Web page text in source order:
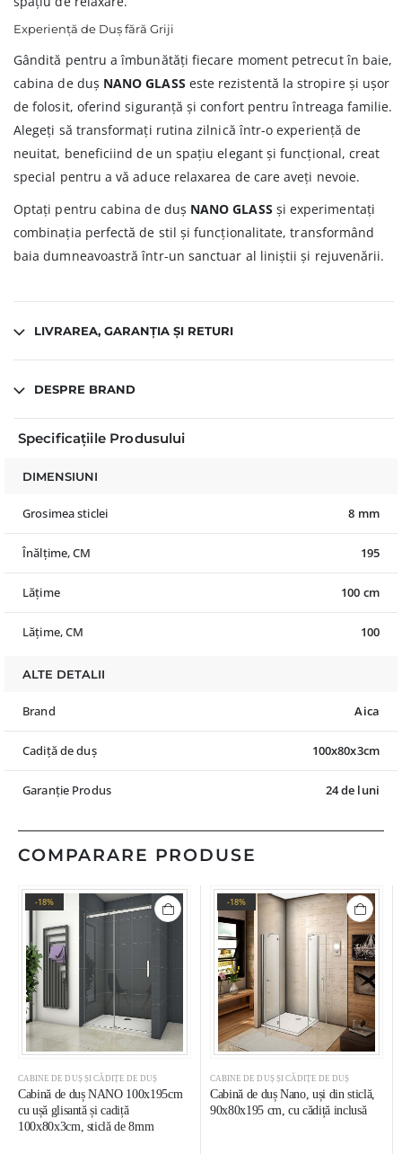
Experiență de Duș fără Griji
Gândită pentru a îmbunătăți fiecare moment petrecut în baie,
cabina de duș NANO GLASSeste rezistentă la stropire și ușor
de folosit, oferind siguranță și confort pentru întreaga familie.
Alegeți să transformați rutina zilnică într-o experiență de
neuitat, beneficiind de un spațiu elegant și funcțional, creat
special pentru a vă aduce relaxarea de care aveți nevoie.
Optați pentru cabina de duș NANO GLASSși experimentați
combinația perfectă de stil și funcționalitate, transformând
baia dumneavoastră într-un sanctuar al liniștii și rejuvenării.
LIVRAREA, GARANȚIA ȘI RETURI
DESPRE BRAND
Specificațiile Produsului
DIMENSIUNI
Grosimea sticlei 8 mm
Înălțime, CM 195
Lățime 100 cm
Lățime, CM 100
ALTE DETALII
Brand Aica
Cadiță de duș 100x80x3cm
Garanție Produs 24 de luni
COMPARARE PRODUSE
-18%
CABINE DE DUȘ ȘI CĂDIȚE DE DUȘ
Cabină de duș NANO 100x195cm
cu ușă glisantă și cadiță
100x80x3cm, sticlă de 8mm
-18%
CABINE DE DUȘ ȘI CĂDIȚE DE DUȘ
Cabină de duș Nano, uși din sticlă,
90x80x195 cm, cu cădiță inclusă